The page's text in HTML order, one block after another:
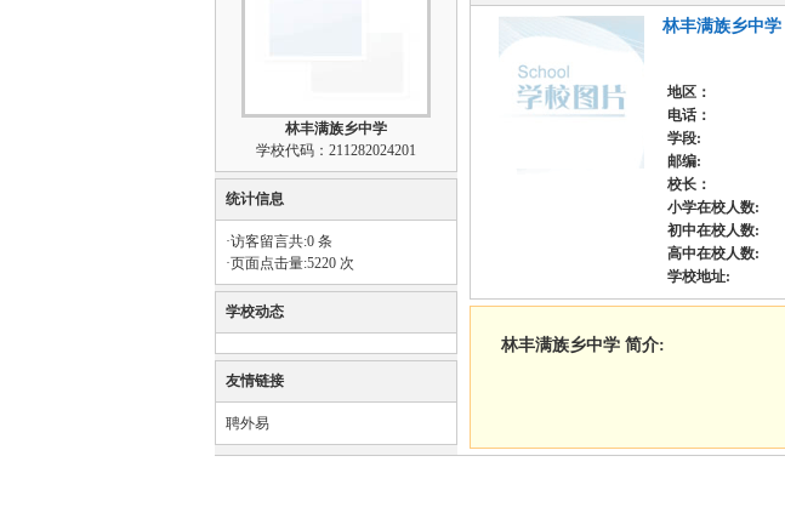
林丰满族乡中学
学校代码：211282024201
统计信息
·访客留言共:0 条
·页面点击量:5220 次
学校动态
友情链接
聘外易
林丰满族乡中学
地区：
电话：
学段:
邮编:
校长：
小学在校人数:
初中在校人数:
高中在校人数:
学校地址:
林丰满族乡中学 简介: